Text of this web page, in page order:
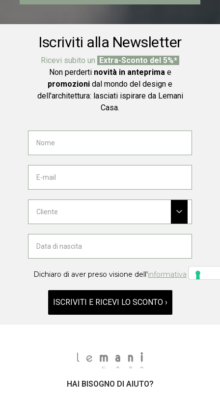
Iscriviti alla Newsletter
Ricevi subito un Extra-Sconto del 5%*
Non perderti novità in anteprimae
promozioni dal mondo del design e
dell'architettura: lasciati ispirare da Lemani
Casa.
Dichiaro di aver preso visione dell'informativa
ISCRIVITI E RICEVI LO SCONTO ›
HAI BISOGNO DI AIUTO?